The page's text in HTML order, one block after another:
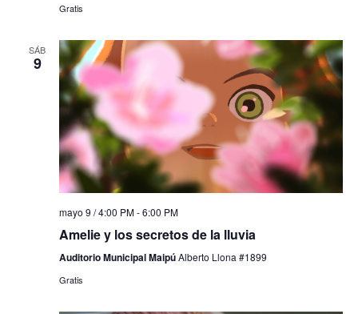
Gratis
SÁB
9
mayo 9 / 4:00 PM-6:00 PM
Amelie y los secretos de la lluvia
Auditorio Municipal MaipúAlberto Llona #1899
Gratis